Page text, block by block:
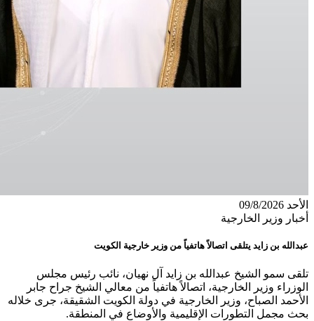
الأحد 09/8/2026
أخبار وزير الخارجية
عبدالله بن زايد يتلقى اتصالاً هاتفياً من وزير خارجية الكويت
تلقى سمو الشيخ عبدالله بن زايد آل نهيان، نائب رئيس مجلس
الوزراء وزير الخارجية، اتصالاً هاتفياً من معالي الشيخ جراح جابر
الأحمد الصباح، وزير الخارجية في دولة الكويت الشقيقة، جرى خلاله
بحث مجمل التطورات الإقليمية والأوضاع في المنطقة.